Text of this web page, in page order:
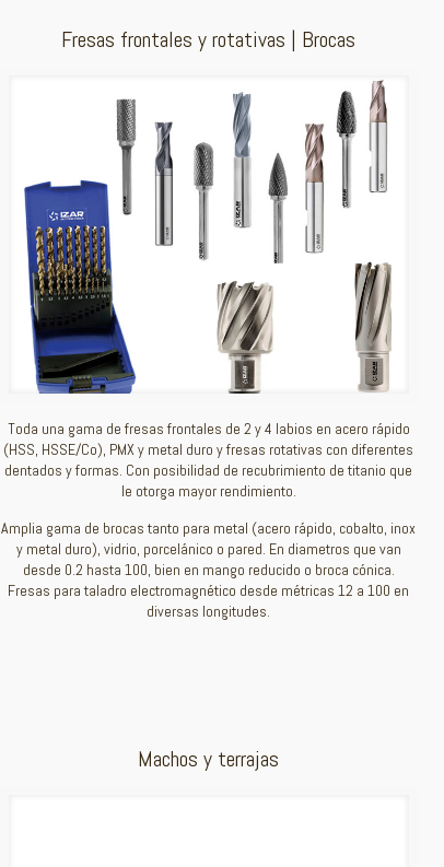
Fresas frontales y rotativas | Brocas
Toda una gama de fresas frontales de 2 y 4 labios en acero rápido
(HSS, HSSE/Co), PMX y metal duro y fresas rotativas con diferentes
dentados y formas. Con posibilidad de recubrimiento de titanio que
le otorga mayor rendimiento.
Amplia gama de brocas tanto para metal (acero rápido, cobalto, inox
y metal duro), vidrio, porcelánico o pared. En diametros que van
desde 0.2 hasta 100, bien en mango reducido o broca cónica.
Fresas para taladro electromagnético desde métricas 12 a 100 en
diversas longitudes.
Machos y terrajas